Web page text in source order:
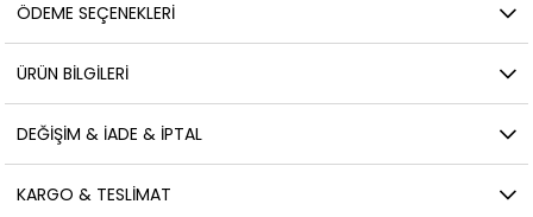
ÖDEME SEÇENEKLERI
ÜRÜN BILGILERI
DEĞIŞIM & İADE & İPTAL
KARGO & TESLIMAT